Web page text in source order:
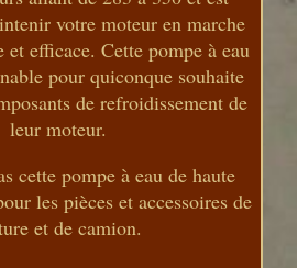
votre moteur en marche
efficace. Cette pompe à eau
pour quiconque souhaite
de refroidissement de
leur moteur.
cette pompe à eau de haute
les pièces et accessoires de
et de camion.